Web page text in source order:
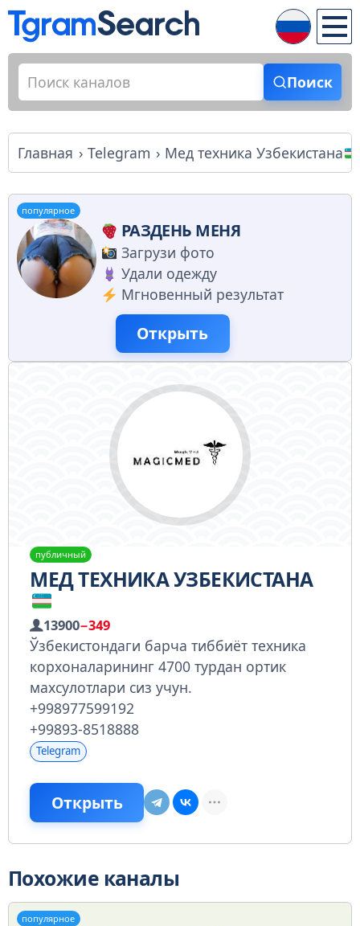
Поиск
Главная Telegram Мед техникa Узбекистана
популярное
РАЗДЕНЬ МЕНЯ
Загрузи фото
Удали одежду
Мгновенный результат
Открыть
публичный
МЕД ТЕХНИКA УЗБЕКИСТАНА
13900−349
Ўзбекистондаги барча тиббиёт техника
корхоналарининг 4700 турдан ортик
махсулотлари сиз учун.
+998977599192
+99893-8518888
Telegram
Открыть
Похожие каналы
популярное